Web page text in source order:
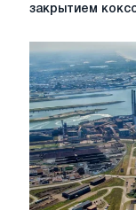
Нидерландах
сталкивается
с
закрытием
и
газовых
заводов
закрытием